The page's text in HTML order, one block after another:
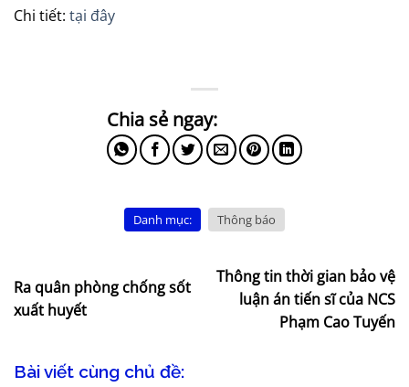
Chi tiết: tại đây
Danh mục: Thông báo
Ra quân phòng chống sốt
xuất huyết
Thông tin thời gian bảo vệ
luận án tiến sĩ của NCS
Phạm Cao Tuyến
Bài viết cùng chủ đề: